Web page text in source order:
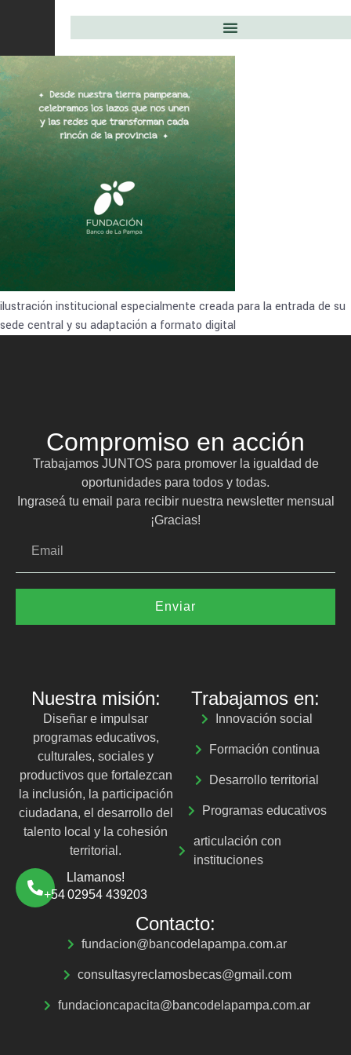
ilustración institucional especialmente creada para la entrada de su
sede central y su adaptación a formato digital
Compromiso en acción
Trabajamos JUNTOS para promover la igualdad de
oportunidades para todos y todas.
Ingraseá tu email para recibir nuestra newsletter mensual
¡Gracias!
Enviar
Nuestra misión:
Diseñar e impulsar
programas educativos,
culturales, sociales y
productivos que fortalezcan
la inclusión, la participación
ciudadana, el desarrollo del
talento local y la cohesión
territorial.
Llamanos!
+54 02954 439203
Trabajamos en:
Innovación social
Formación continua
Desarrollo territorial
Programas educativos
articulación con
instituciones
Contacto:
fundacion@bancodelapampa.com.ar
consultasyreclamosbecas@gmail.com
fundacioncapacita@bancodelapampa.com.ar